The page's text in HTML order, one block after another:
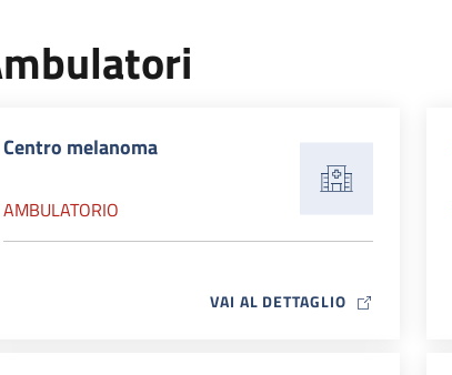
Centro melanoma
AMBULATORIO
VAI AL DETTAGLIOMAP ICON